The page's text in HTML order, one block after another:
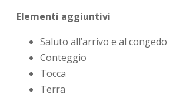
Elementi aggiuntivi
Saluto all’arrivo e al congedo
Conteggio
Tocca
Terra